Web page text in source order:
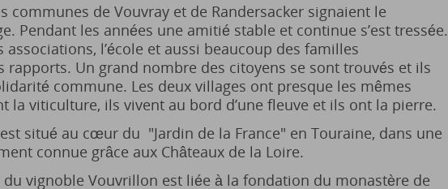
communes de Vouvray et de Randersacker signaient le
Pendant les années une amitié stable et continue s’est tressée.
associations, l’école et aussi beaucoup des familles
rapports. Un grand nombre des citoyens se sont trouvés et ils
commune. Les deux villages ont presque les mêmes
la viticulture, ils vivent au bord d’une fleuve et ils ont la pierre.
situé au cœur du "Jardin de la France" en Touraine, dans une
connue grâce aux Châteaux de la Loire.
du vignoble Vouvrillon est liée à la fondation du monastère de